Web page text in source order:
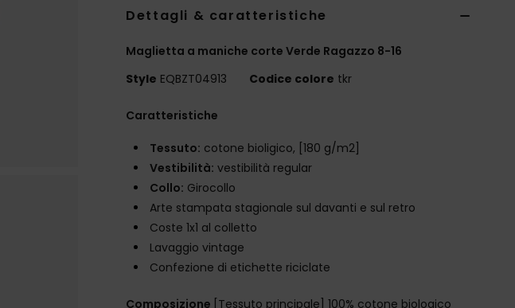
Dettagli & caratteristiche
Maglietta a maniche corte Verde Ragazzo 8-16
Style EQBZT04913 Codice colore tkr
Caratteristiche
Tessuto: cotone bioligico, [180 g/m2]
Vestibilità: vestibilità regular
Collo: Girocollo
Arte stampata stagionale sul davanti e sul retro
Coste 1x1 al colletto
Lavaggio vintage
Confezione di etichette riciclate
Composizione [Tessuto principale] 100% cotone biologico